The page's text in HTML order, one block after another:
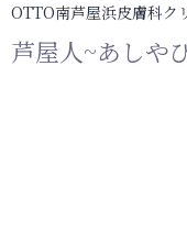
OTTO南芦屋浜皮膚科ク
芦屋人~あしや